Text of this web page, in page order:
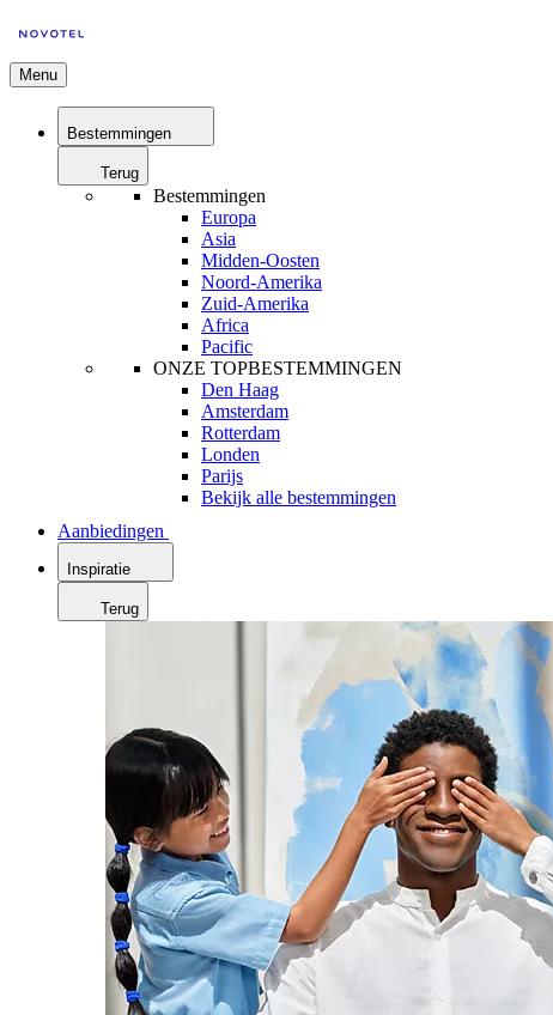
Menu
Bestemmingen
Terug
Bestemmingen
Europa
Asia
Midden-Oosten
Noord-Amerika
Zuid-Amerika
Africa
Pacific
ONZE TOPBESTEMMINGEN
Den Haag
Amsterdam
Rotterdam
Londen
Parijs
Bekijk alle bestemmingen
Aanbiedingen
Inspiratie
Terug